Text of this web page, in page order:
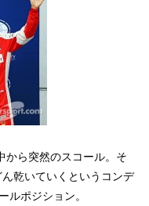
から突然のスコール。そ
乾いていくというコンデ
ルポジション。